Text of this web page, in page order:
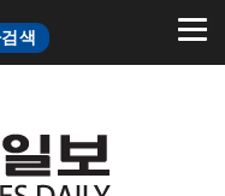
색